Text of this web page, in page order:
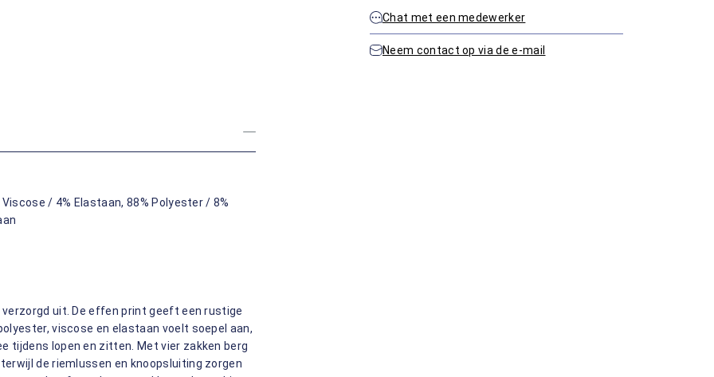
Chat met een medewerker
Neem contact op via de e-mail
/ 4% Elastaan, 88% Polyester / 8%
uit. De effen print geeft een rustige
viscose en elastaan voelt soepel aan,
tijdens lopen en zitten. Met vier zakken berg
de riemlussen en knoopsluiting zorgen